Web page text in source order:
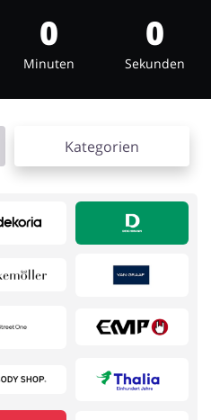
Schmuck & Uhren
Reisen
0
Minuten
0
Sekunden
Kategorien